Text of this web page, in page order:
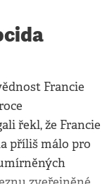
Francie
řekl, že Francie
příliš málo pro